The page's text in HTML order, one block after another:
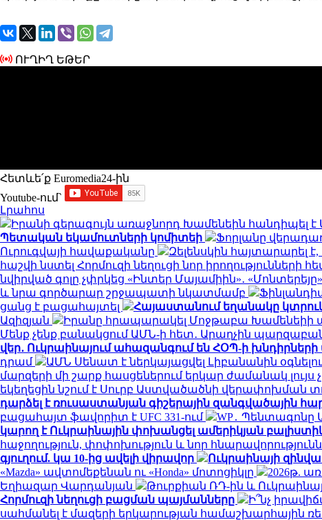
ՈՒՂԻՂ ԵԹԵՐ
Հետևե՛ք Euromedia24-ին
Youtube-ում`
Լրահոս
Իրանի գերագույն առաջնորդ Խամենեին հանդիպել
Պետական եկամուտների կոմիտեի
Ֆորլանը
Ուրուգվայի հավաքականը
Զելենսկին հայտարարել
հաշվի նստել Հորմուզի նեղուցի նոր իրողությունների
նվիրված գոլը չփրկեց «Ինտեր Մայամիին»․
և նրա գործարար շրջապատի նկատմամբ
ցանց է բացահայտել
Հայաստանում եղանակը
Ազիզյան
Իրանը հրապարակել Մոջթաբա Խամենեիի
Մենք չենք բանակցում ԱՄՆ-ի հետ․ Արաղչին
վեր․ Ուկրաինայում ահազանգում են ՀՕՊ-ի
դրամ
ԱՄՆ Սենատ է ներկայացվել Լիբանանին
մարզերի մի շարք հասցեներում երկար ժամանակ լույս
եկեղեցին նշում է Սուրբ Աստվածածնի վերափոխման
դարձել է ռուսաստանյան գիշերային զանգվածային
բացահայտ ֆավորիտ է UFC 331-ում
WP․ Պենտագոնը
կարող է Ուկրաինային փոխանցել ամերիկյան
հաջողություն, փոփոխություն և նոր
գյուղում. կա 10-ից ավելի վիրավոր
Ուկրաինայի
«Mazda» ավտոմեքենան ու «Honda» մոտոցիկլը
2026թ.
Եղիազար Վարդանյան
Թուրքիան ՌԴ-ին և
Հորմուզի նեղուցի բացման պայմանները
Ի՞նչ
սահմանել է մազերի երկարության համաշխարհային